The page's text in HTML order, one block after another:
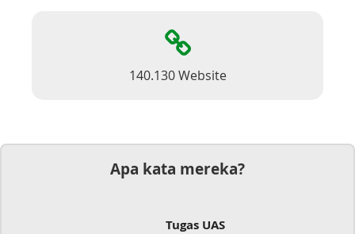
140.130 Website
Apa kata mereka?
Tugas UAS